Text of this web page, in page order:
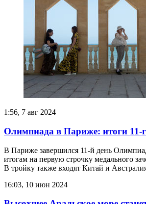
1:56, 7 авг 2024
Олимпиада в Париже: итоги 11-
В Париже завершился 11-й день
итогам на первую строчку медального
В тройку также входят Китай и
16:03, 10 июн 2024